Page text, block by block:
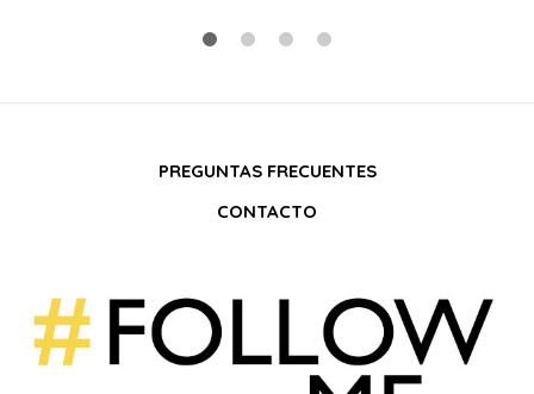
PREGUNTAS FRECUENTES
CONTACTO